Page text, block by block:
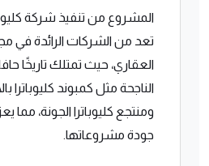
المشروع من تنفيذ شركة
تعد من الشركات الرائدة في
العقاري، حيث تمتلك تاريخًا
الناجحة مثل كمبوند كليوباترا
ومنتجع كليوباترا الجونة، مما
جودة مشروعاتها.